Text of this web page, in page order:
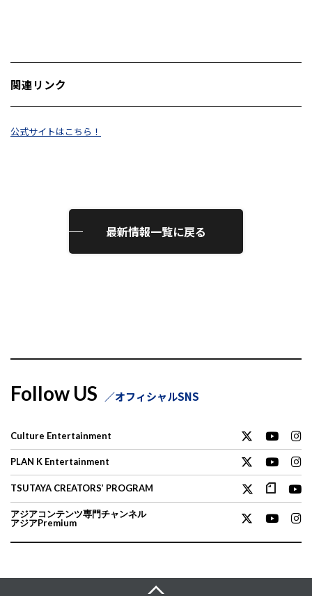
関連リンク
公式サイトはこちら！
最新情報一覧に戻る
Follow US オフィシャルSNS
Culture Entertainment
PLAN K Entertainment
TSUTAYA CREATORS’ PROGRAM
アジアコンテンツ専門チャンネル
アジアPremium